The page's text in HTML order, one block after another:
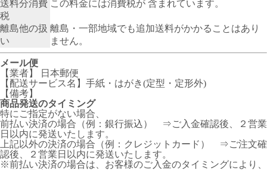
送料分消費
税
この料金には消費税が 含まれています。
離島他の扱
い
離島・一部地域でも追加送料がかかることはあり
ません。
メール便
【業者】 日本郵便
【配送サービス名】手紙・はがき(定型・定形外)
【備考】
商品発送のタイミング
特にご指定がない場合、
前払い決済の場合（例：銀行振込） ⇒ご入金確認後、２営業
日以内に発送いたします。
上記以外の決済の場合（例：クレジットカード） ⇒ご注文確
認後、２営業日以内に発送いたします。
※前払い決済の場合は、お客様のご入金のタイミングにより、